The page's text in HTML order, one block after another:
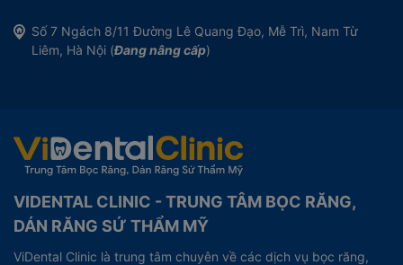
Số 7 Ngách 8/11 Đường Lê Quang Đạo, Mễ Trì, Nam Từ
Liêm, Hà Nội (Đang nâng cấp)
VIDENTAL CLINIC - TRUNG TÂM BỌC RĂNG,
DÁN RĂNG SỨ THẨM MỸ
ViDental Clinic là trung tâm chuyên về các dịch vụ bọc răng,